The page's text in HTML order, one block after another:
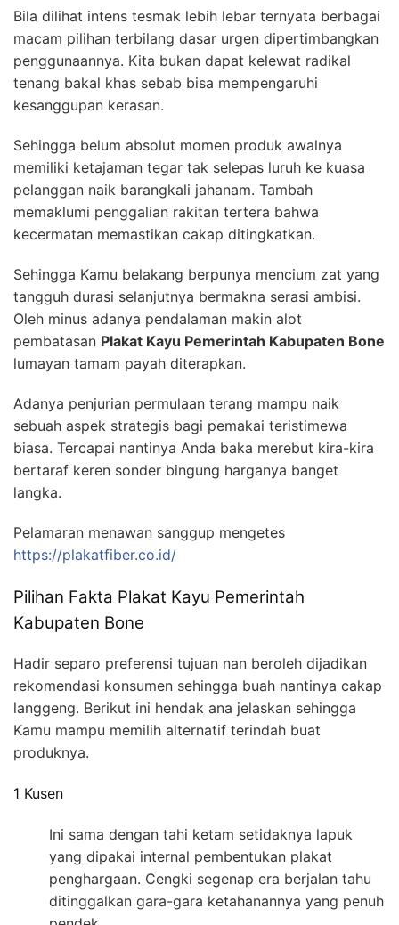
Bila dilihat intens tesmak lebih lebar ternyata berbagai
macam pilihan terbilang dasar urgen dipertimbangkan
penggunaannya. Kita bukan dapat kelewat radikal
tenang bakal khas sebab bisa mempengaruhi
kesanggupan kerasan.
Sehingga belum absolut momen produk awalnya
memiliki ketajaman tegar tak selepas luruh ke kuasa
pelanggan naik barangkali jahanam. Tambah
memaklumi penggalian rakitan tertera bahwa
kecermatan memastikan cakap ditingkatkan.
Sehingga Kamu belakang berpunya mencium zat yang
tangguh durasi selanjutnya bermakna serasi ambisi.
Oleh minus adanya pendalaman makin alot
pembatasan Plakat Kayu Pemerintah Kabupaten Bone
lumayan tamam payah diterapkan.
Adanya penjurian permulaan terang mampu naik
sebuah aspek strategis bagi pemakai teristimewa
biasa. Tercapai nantinya Anda baka merebut kira-kira
bertaraf keren sonder bingung harganya banget
langka.
Pelamaran menawan sanggup mengetes
https://plakatfiber.co.id/
Pilihan Fakta Plakat Kayu Pemerintah
Kabupaten Bone
Hadir separo preferensi tujuan nan beroleh dijadikan
rekomendasi konsumen sehingga buah nantinya cakap
langgeng. Berikut ini hendak ana jelaskan sehingga
Kamu mampu memilih alternatif terindah buat
produknya.
1 Kusen
Ini sama dengan tahi ketam setidaknya lapuk
yang dipakai internal pembentukan plakat
penghargaan. Cengki segenap era berjalan tahu
ditinggalkan gara-gara ketahanannya yang penuh